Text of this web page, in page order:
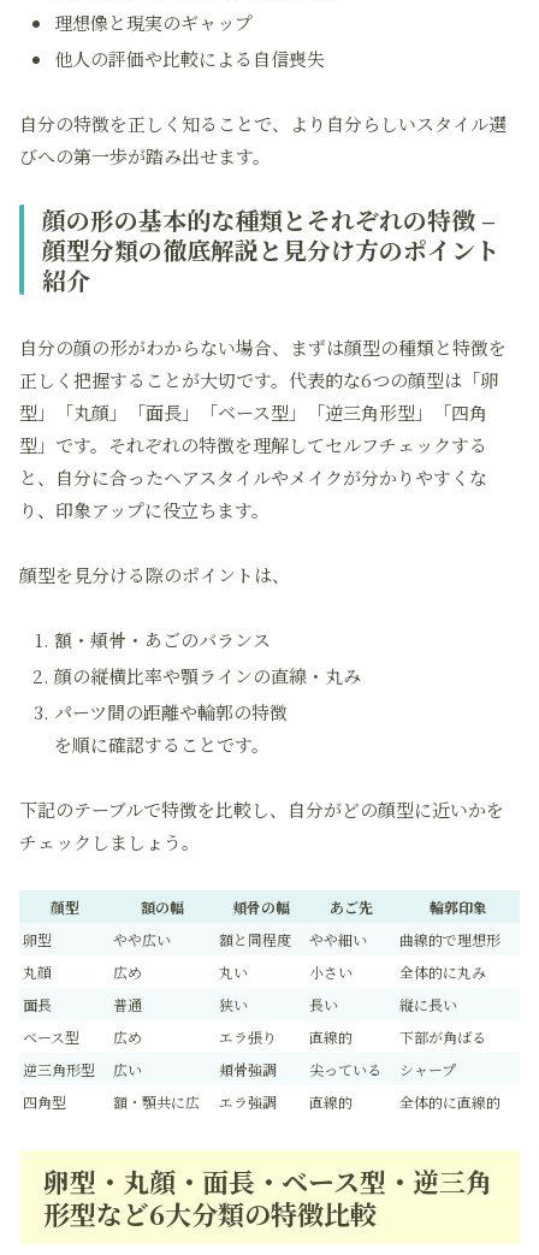
理想像と現実のギャップ
他人の評価や比較による自信喪失
自分の特徴を正しく知ることで、より自分らしいスタイル選
びへの第一歩が踏み出せます。
顔の形の基本的な種類とそれぞれの特徴 –
顔型分類の徹底解説と見分け方のポイント
紹介
自分の顔の形がわからない場合、まずは顔型の種類と特徴を
正しく把握することが大切です。代表的な6つの顔型は「卵
型」「丸顔」「面長」「ベース型」「逆三角形型」「四角
型」です。それぞれの特徴を理解してセルフチェックする
と、自分に合ったヘアスタイルやメイクが分かりやすくな
り、印象アップに役立ちます。
顔型を見分ける際のポイントは、
額・頬骨・あごのバランス
顔の縦横比率や顎ラインの直線・丸み
パーツ間の距離や輪郭の特徴
を順に確認することです。
下記のテーブルで特徴を比較し、自分がどの顔型に近いかを
チェックしましょう。
顔型 額の幅 頬骨の幅 あご先
輪郭印象
卵型
やや広い 額と同程度 やや細い
曲線的で理想形
丸顔
広め 丸い 小さい
全体的に丸み
面長
普通 狭い 長い
縦に長い
ベース型
広め エラ張り 直線的
下部が角ばる
逆三角形型
広い 頬骨強調 尖っている
シャープ
四角型
額・顎共に広 エラ強調 直線的 全体的に直線的
卵型・丸顔・面長・ベース型・逆三角
形型など6大分類の特徴比較